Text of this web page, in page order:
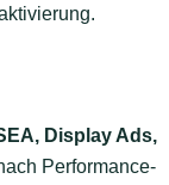
Display Ads,
Performance-